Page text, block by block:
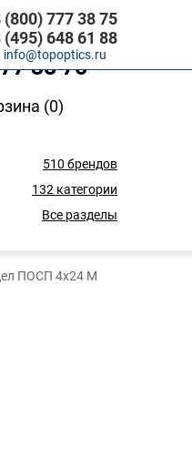
61 88
38 75
(0)
510 брендов
132 категории
Все разделы
(800) 777 38 75
(495) 648 61 88
info@topoptics.ru
ПОСП 4х24 М